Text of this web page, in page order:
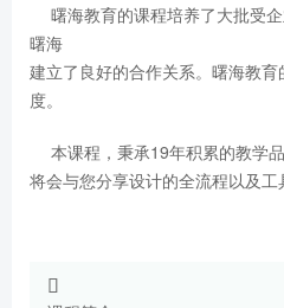
曙海教育的课程培养了大批受
曙海
建立了良好的合作关系。曙海教
度。
本课程，秉承19年积累的教学
将会与您分享设计的全流程以及工